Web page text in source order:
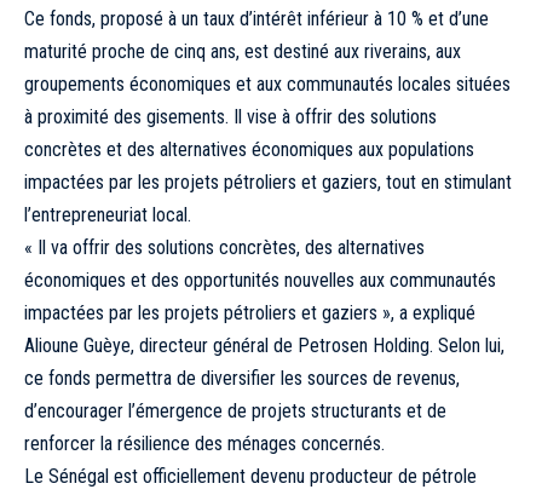
Ce fonds, proposé à un taux d’intérêt inférieur à 10 % et d’une
maturité proche de cinq ans, est destiné aux riverains, aux
groupements économiques et aux communautés locales situées
à proximité des gisements. Il vise à offrir des solutions
concrètes et des alternatives économiques aux populations
impactées par les projets pétroliers et gaziers, tout en stimulant
l’entrepreneuriat local.
« Il va offrir des solutions concrètes, des alternatives
économiques et des opportunités nouvelles aux communautés
impactées par les projets pétroliers et gaziers », a expliqué
Alioune Guèye, directeur général de Petrosen Holding. Selon lui,
ce fonds permettra de diversifier les sources de revenus,
d’encourager l’émergence de projets structurants et de
renforcer la résilience des ménages concernés.
Le Sénégal est officiellement devenu producteur de pétrole